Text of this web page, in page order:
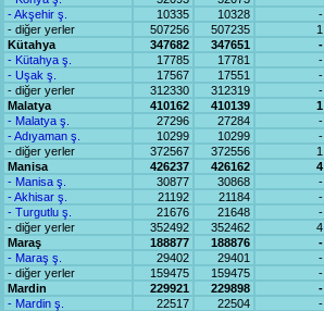
- Akşehir ş.
10335 10328 -
- diğer yerler
507256 507235 1
Kütahya
347682 347651 -
- Kütahya ş.
17785 17781 -
- Uşak ş.
17567 17551 -
- diğer yerler
312330 312319 -
Malatya
410162 410139 1
- Malatya ş.
27296 27284 -
- Adıyaman ş.
10299 10299 -
- diğer yerler
372567 372556 1
Manisa
426237 426162 4
- Manisa ş.
30877 30868 -
- Akhisar ş.
21192 21184 -
- Turgutlu ş.
21676 21648 -
- diğer yerler
352492 352462 4
Maraş
188877 188876 -
- Maraş ş.
29402 29401 -
- diğer yerler
159475 159475 -
Mardin
229921 229898 -
- Mardin ş.
22517 22504 -